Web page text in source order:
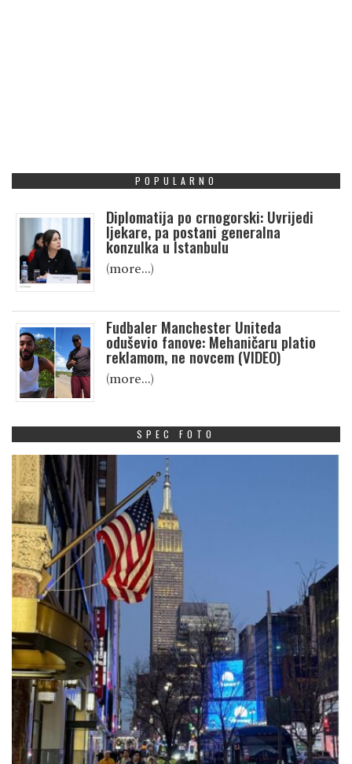
POPULARNO
Diplomatija po crnogorski: Uvrijedi
ljekare, pa postani generalna
konzulka u Istanbulu
(more…)
Fudbaler Manchester Uniteda
oduševio fanove: Mehaničaru platio
reklamom, ne novcem (VIDEO)
(more…)
SPEC FOTO